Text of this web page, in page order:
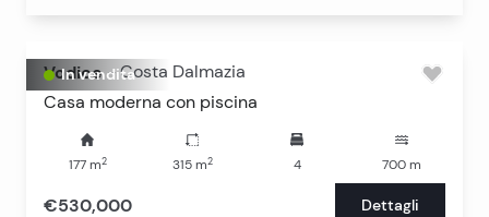
In vendita
Vodice - Costa Dalmazia
Casa moderna con piscina
177m2 315m2 4 700 m
€530,000 Dettagli